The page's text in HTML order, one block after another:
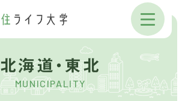
北海道・東北
MUNICIPALITY